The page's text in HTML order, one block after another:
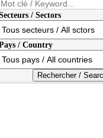
/ Sectors
/ Country
Accueil>Produits
Produits
Catégories :Toutes
| 3|4 ...7